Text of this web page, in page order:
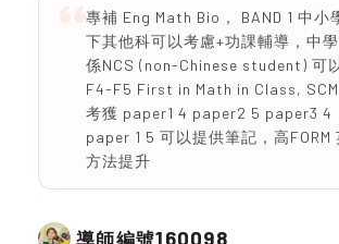
專補 Eng Math Bio， BAND 1 中小
下其他科可以考慮+功課輔導，中
係NCS (non-Chinese student) 可
F4-F5 First in Math in Class,
考獲 paper1 4 paper2 5 paper3 4
paper 1 5 可以提供筆記，高FORM
方法提升
導師編號160098